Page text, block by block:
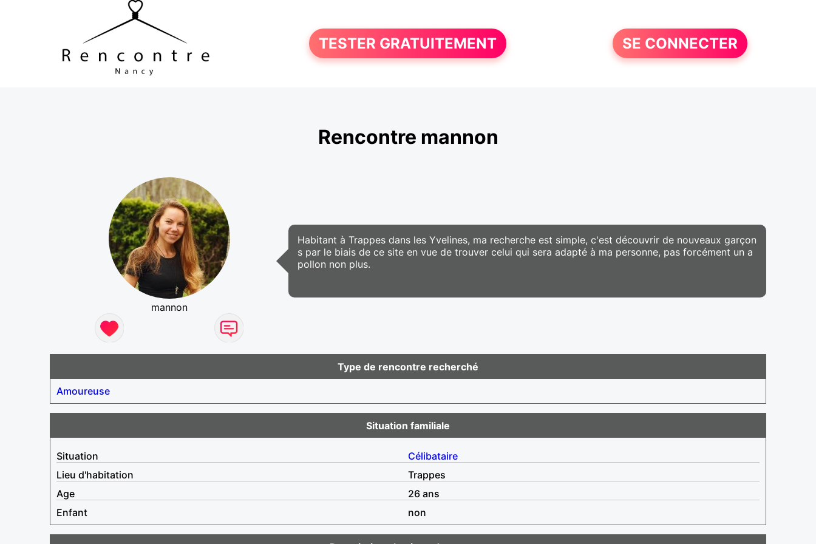
TESTER GRATUITEMENT SE CONNECTER
Rencontre mannon
mannon
Habitant à Trappes dans les Yvelines, ma recherche est simple, c'est découvrir de nouveaux garçon
s par le biais de ce site en vue de trouver celui qui sera adapté à ma personne, pas forcément un a
pollon non plus.
Type de rencontre recherché
Amoureuse
Situation familiale
Situation
Célibataire
Lieu d'habitation
Trappes
Age
26 ans
Enfant
non